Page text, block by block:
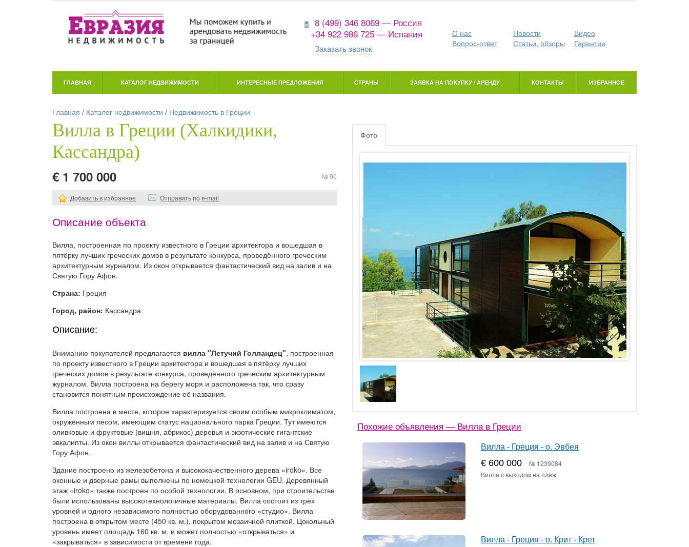
8 (499) 346 8069 — Россия
+34 922 986 725 — Испания
Заказать звонок
О нас Новости
Видео
Вопрос-ответ
Статьи, обзоры Гарантии
ГЛАВНАЯ КАТАЛОГ НЕДВИЖИМОСТИ ИНТЕРЕСНЫЕ ПРЕДЛОЖЕНИЯ СТРАНЫ ЗАЯВКА НА ПОКУПКУ / АРЕНДУ КОНТАКТЫ ИЗБРАННОЕ
Главная / Каталог недвижимости / Недвижимость в Греции
Вилла в Греции (Халкидики,
Кассандра)
€ 1 700 000 № 90
Добавить в избранное Отправить по e-mail
Описание объекта
Вилла, построенная по проекту известного в Греции архитектора и вошедшая в
пятёрку лучших греческих домов в результате конкурса, проведённого греческим
архитектурным журналом. Из окон открывается фантастический вид на залив и на
Святую Гору Афон.
Страна: Греция
Город, район: Кассандра
Описание:
Вниманию покупателей предлагается вилла "Летучий Голландец", построенная
по проекту известного в Греции архитектора и вошедшая в пятёрку лучших
греческих домов в результате конкурса, проведённого греческим архитектурным
журналом. Вилла построена на берегу моря и расположена так, что сразу
становится понятным происхождение её названия.
Вилла построена в месте, которое характеризуется своим особым микроклиматом,
окружённым лесом, имеющим статус национального парка Греции. Тут имеются
оливковые и фруктовые (вишня, абрикос) деревья и экзотические гигантские
эвкалипты. Из окон виллы открывается фантастический вид на залив и на Святую
Гору Афон.
Здание построено из железобетона и высококачественного дерева «iroko». Все
оконные и дверные рамы выполнены по немецкой технологии GEU. Деревянный
этаж «iroko» также построен по особой технологии. В основном, при строительстве
были использованы высокотехнологичные материалы. Вилла состоит из трёх
уровней и одного независимого полностью оборудованного «студио». Вилла
построена в открытом месте (450 кв. м.), покрытом мозаичной плиткой. Цокольный
уровень имеет площадь 160 кв. м. и может полностью «открываться» и
«закрываться» в зависимости от времени года.
Фото
Похожие объявления — Вилла в Греции
Вилла - Греция - о. Эвбея
€ 600 000 № 1239084
Вилла с выходом на пляж
Вилла - Греция - о. Крит - Крет